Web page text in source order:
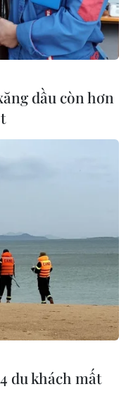
hùng vĩ, riêng có
và hệ sinh
đặc biệt.
dầu còn hơn
du khách mất